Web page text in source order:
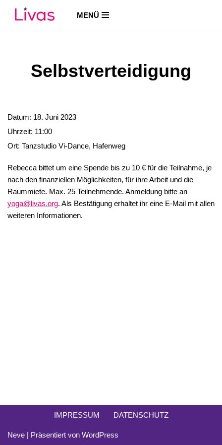
MENÜ
Selbstverteidigung
Datum: 18. Juni 2023
Uhrzeit: 11:00
Ort: Tanzstudio Vi-Dance, Hafenweg
Rebecca bittet um eine Spende bis zu 10 € für die Teilnahme, je
nach den finanziellen Möglichkeiten, für ihre Arbeit und die
Raummiete. Max. 25 Teilnehmende. Anmeldung bitte an
yoga@livas.org. Als Bestätigung erhaltet ihr eine E-Mail mit allen
weiteren Informationen.
IMPRESSUM DATENSCHUTZ
Neve | Präsentiert von WordPress